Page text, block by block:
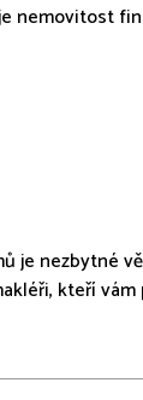
nemovitost
je nezbytné
kteří